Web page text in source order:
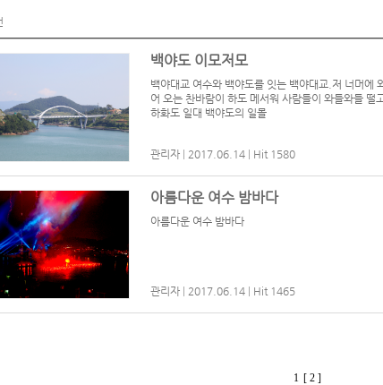
백야도 이모저모
백야대교 여수와 백야도를 잇는 백야대교.저 너머에
어 오는 찬바람이 하도 메서워 사람들이 와들와들
하화도 일대 백야도의 일몰
관리자 2017.06.14 Hit 1580
아름다운 여수 밤바다
아름다운 여수 밤바다
관리자 2017.06.14 Hit 1465
1 [ 2 ]